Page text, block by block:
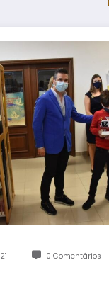
0 Comentários